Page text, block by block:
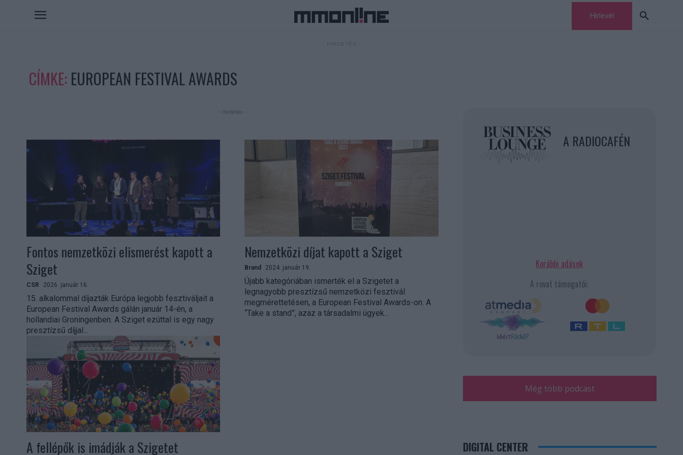
Hírlevél
CÍMKE: EUROPEAN FESTIVAL AWARDS
- Hirdetés -
Fontos nemzetközi elismerést kapott a
Sziget
CSR 2026. január 16.
15. alkalommal díjazták Európa legjobb fesztiváljait a
European Festival Awards gálán január 14-én, a
hollandiai Groningenben. A Sziget ezúttal is egy nagy
presztízsű díjjal...
Nemzetközi díjat kapott a Sziget
Brand 2024. január 19.
Újabb kategóriában ismerték el a Szigetet a
legnagyobb presztízsű nemzetközi fesztivál
megmérettetésen, a European Festival Awards-on. A
“Take a stand”, azaz a társadalmi ügyek...
A fellépők is imádják a Szigetet
A RADIOCAFÉN
Korábbi adások
A rovat támogatói:
Még több podcast
DIGITAL CENTER